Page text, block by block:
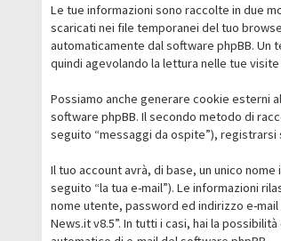
Le tue informazioni sono raccolte in due
scaricati nei file temporanei del tuo
automaticamente dal software phpBB. Un
quindi agevolando la lettura nelle tue
Possiamo anche generare cookie esterni
software phpBB. Il secondo metodo di
seguito “messaggi da ospite”), registrarsi
Il tuo account avrà, di base, un unico
seguito “la tua e-mail”). Le informazioni
nome utente, password ed indirizzo e-
News.it v8.5”. In tutti i casi, hai la